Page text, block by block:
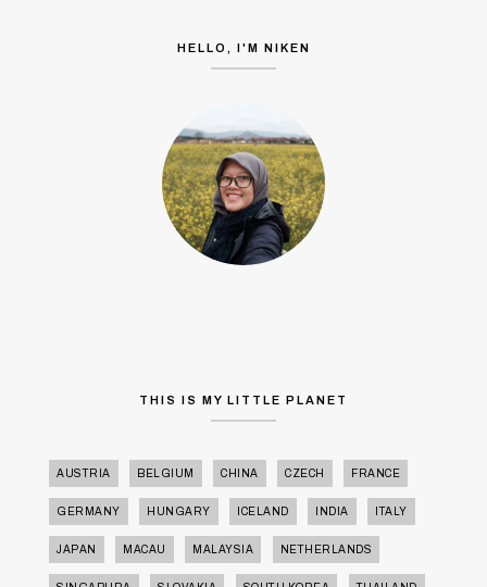
HELLO, I'M NIKEN
THIS IS MY LITTLE PLANET
AUSTRIA BELGIUM CHINA CZECH FRANCE
GERMANY HUNGARY ICELAND INDIA ITALY
JAPAN MACAU MALAYSIA NETHERLANDS